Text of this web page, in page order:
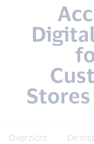
Overzicht De